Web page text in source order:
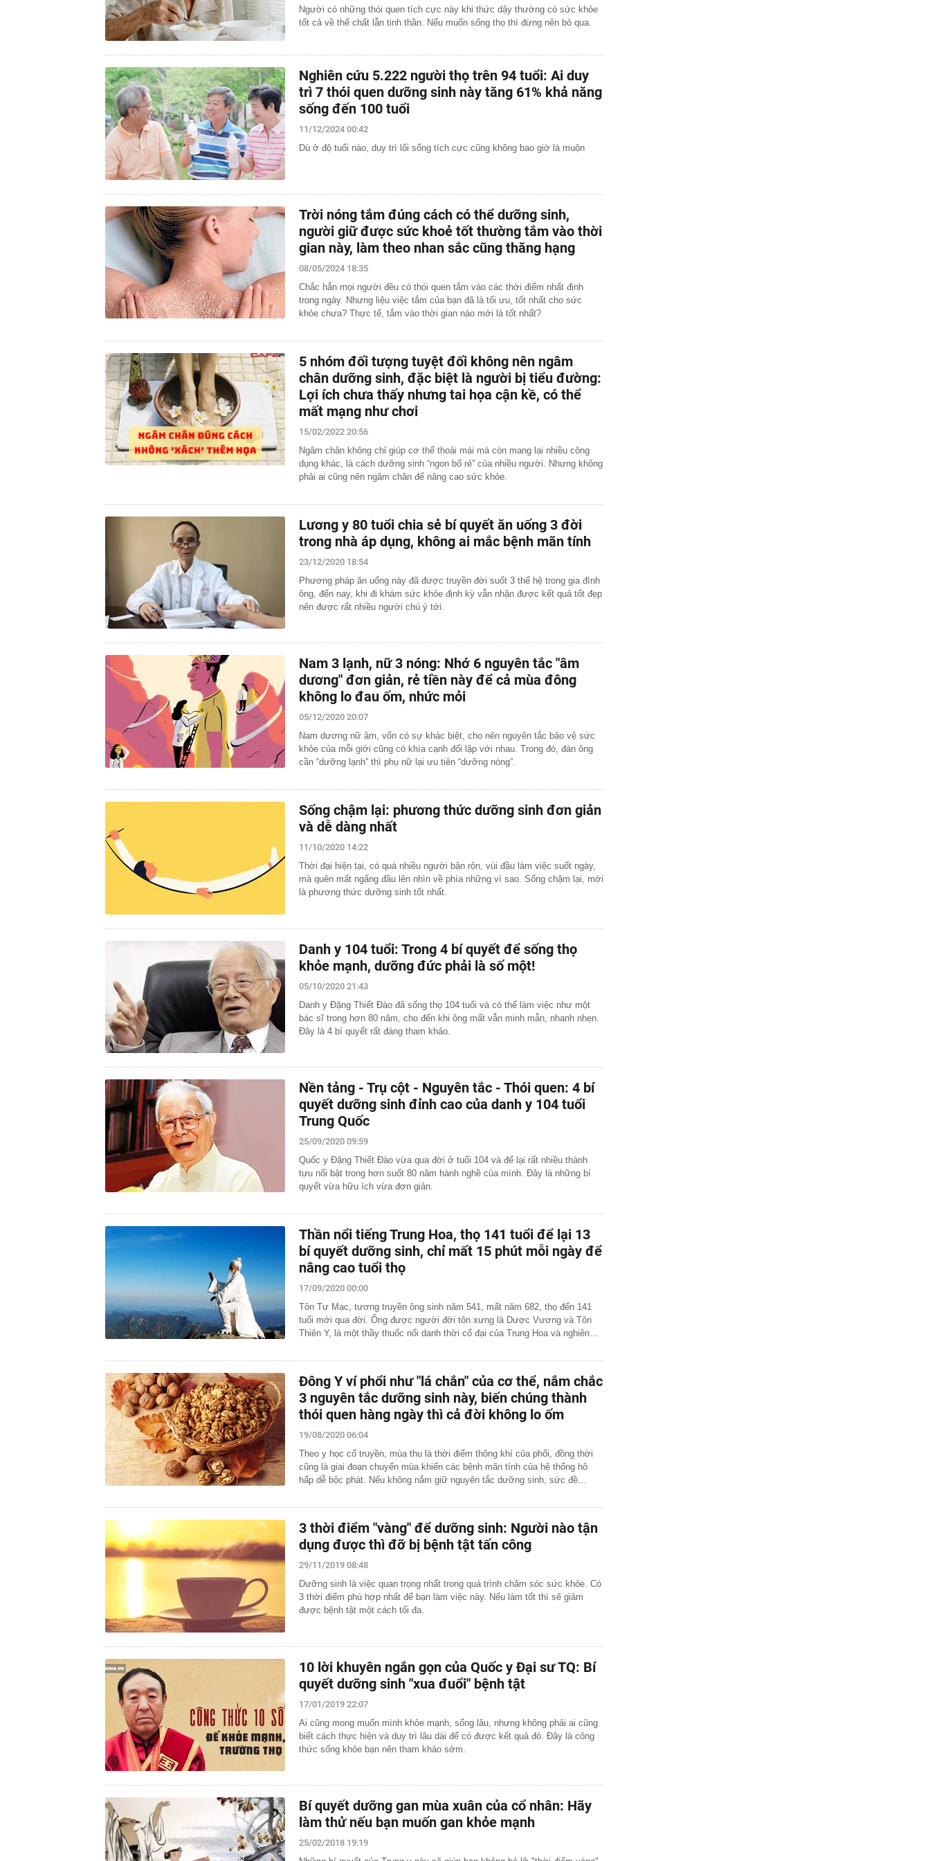
Người có những thói quen tích cực này khi thức dậy thường có sức khỏe
tốt cả về thể chất lẫn tinh thần. Nếu muốn sống thọ thì đừng nên bỏ qua.
Nghiên cứu 5.222 người thọ trên 94 tuổi: Ai duy
trì 7 thói quen dưỡng sinh này tăng 61% khả năng
sống đến 100 tuổi
11/12/2024 00:42
Dù ở độ tuổi nào, duy trì lối sống tích cực cũng không bao giờ là muộn
Trời nóng tắm đúng cách có thể dưỡng sinh,
người giữ được sức khoẻ tốt thường tắm vào thời
gian này, làm theo nhan sắc cũng thăng hạng
08/05/2024 18:35
Chắc hẳn mọi người đều có thói quen tắm vào các thời điểm nhất định
trong ngày. Nhưng liệu việc tắm của bạn đã là tối ưu, tốt nhất cho sức
khỏe chưa? Thực tế, tắm vào thời gian nào mới là tốt nhất?
5 nhóm đối tượng tuyệt đối không nên ngâm
chân dưỡng sinh, đặc biệt là người bị tiểu đường:
Lợi ích chưa thấy nhưng tai họa cận kề, có thể
mất mạng như chơi
15/02/2022 20:56
Ngâm chân không chỉ giúp cơ thể thoải mái mà còn mang lại nhiều công
dụng khác, là cách dưỡng sinh “ngon bổ rẻ” của nhiều người. Nhưng không
phải ai cũng nên ngâm chân để nâng cao sức khỏe.
Lương y 80 tuổi chia sẻ bí quyết ăn uống 3 đời
trong nhà áp dụng, không ai mắc bệnh mãn tính
23/12/2020 18:54
Phương pháp ăn uống này đã được truyền đời suốt 3 thế hệ trong gia đình
ông, đến nay, khi đi khám sức khỏe định kỳ vẫn nhận được kết quả tốt đẹp
nên được rất nhiều người chú ý tới.
Nam 3 lạnh, nữ 3 nóng: Nhớ 6 nguyên tắc "âm
dương" đơn giản, rẻ tiền này để cả mùa đông
không lo đau ốm, nhức mỏi
05/12/2020 20:07
Nam dương nữ âm, vốn có sự khác biệt, cho nên nguyên tắc bảo vệ sức
khỏe của mỗi giới cũng có khía cạnh đối lập với nhau. Trong đó, đàn ông
cần “dưỡng lạnh” thì phụ nữ lại ưu tiên “dưỡng nóng”.
Sống chậm lại: phương thức dưỡng sinh đơn giản
và dễ dàng nhất
11/10/2020 14:22
Thời đại hiện tại, có quá nhiều người bận rộn, vùi đầu làm việc suốt ngày,
mà quên mất ngẩng đầu lên nhìn về phía những vì sao. Sống chậm lại, mới
là phương thức dưỡng sinh tốt nhất.
Danh y 104 tuổi: Trong 4 bí quyết để sống thọ
khỏe mạnh, dưỡng đức phải là số một!
05/10/2020 21:43
Danh y Đặng Thiết Đào đã sống thọ 104 tuổi và có thể làm việc như một
bác sĩ trong hơn 80 năm, cho đến khi ông mất vẫn minh mẫn, nhanh nhẹn.
Đây là 4 bí quyết rất đáng tham khảo.
Nền tảng - Trụ cột - Nguyên tắc - Thói quen: 4 bí
quyết dưỡng sinh đỉnh cao của danh y 104 tuổi
Trung Quốc
25/09/2020 09:59
Quốc y Đặng Thiết Đào vừa qua đời ở tuổi 104 và để lại rất nhiều thành
tựu nổi bật trong hơn suốt 80 năm hành nghề của mình. Đây là những bí
quyết vừa hữu ích vừa đơn giản.
Thần nổi tiếng Trung Hoa, thọ 141 tuổi để lại 13
bí quyết dưỡng sinh, chỉ mất 15 phút mỗi ngày để
nâng cao tuổi thọ
17/09/2020 00:00
Tôn Tư Mạc, tương truyền ông sinh năm 541, mất năm 682, thọ đến 141
tuổi mới qua đời. Ông được người đời tôn xưng là Dược Vương và Tôn
Thiên Y, là một thầy thuốc nổi danh thời cổ đại của Trung Hoa và nghiên…
Đông Y ví phổi như "lá chắn" của cơ thể, nắm chắc
3 nguyên tắc dưỡng sinh này, biến chúng thành
thói quen hàng ngày thì cả đời không lo ốm
19/08/2020 06:04
Theo y học cổ truyền, mùa thu là thời điểm thông khí của phổi, đồng thời
cũng là giai đoạn chuyển mùa khiến các bệnh mãn tính của hệ thống hô
hấp dễ bộc phát. Nếu không nắm giữ nguyên tắc dưỡng sinh, sức đề…
3 thời điểm "vàng" để dưỡng sinh: Người nào tận
dụng được thì đỡ bị bệnh tật tấn công
29/11/2019 08:48
Dưỡng sinh là việc quan trọng nhất trong quá trình chăm sóc sức khỏe. Có
3 thời điểm phù hợp nhất để bạn làm việc này. Nếu làm tốt thì sẽ giảm
được bệnh tật một cách tối đa.
10 lời khuyên ngắn gọn của Quốc y Đại sư TQ: Bí
quyết dưỡng sinh "xua đuổi" bệnh tật
17/01/2019 22:07
Ai cũng mong muốn mình khỏe mạnh, sống lâu, nhưng không phải ai cũng
biết cách thực hiện và duy trì lâu dài để có được kết quả đó. Đây là công
thức sống khỏe bạn nên tham khảo sớm.
Bí quyết dưỡng gan mùa xuân của cổ nhân: Hãy
làm thử nếu bạn muốn gan khỏe mạnh
25/02/2018 19:19